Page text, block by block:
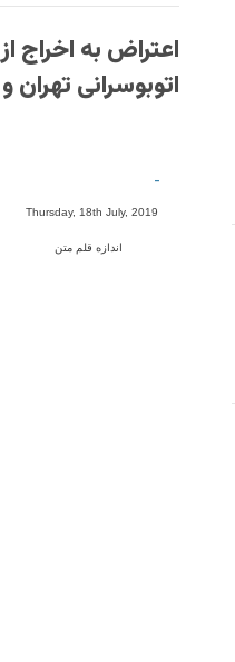
اعتراض به اخراج
اتوبوسرانی
-
Thursday, 18th July, 2019
اندازه قلم متن